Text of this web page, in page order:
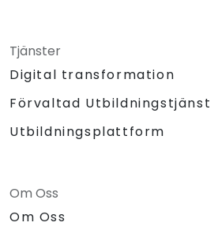
Tjänster
Digital transformation
Förvaltad Utbildningstjänst
Utbildningsplattform
Om Oss
Om Oss